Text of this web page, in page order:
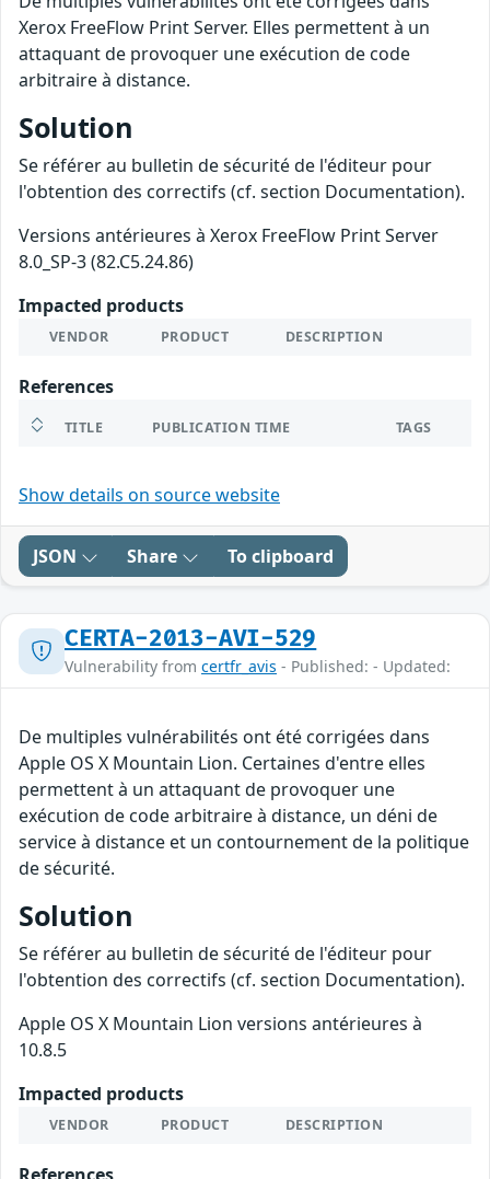
Xerox FreeFlow Print Server. Elles permettent à un
attaquant de provoquer une exécution de code
arbitraire à distance.
Solution
Se référer au bulletin de sécurité de l'éditeur pour
l'obtention des correctifs (cf. section Documentation).
Versions antérieures à Xerox FreeFlow Print Server
8.0_SP-3 (82.C5.24.86)
Impacted products
VENDOR PRODUCT DESCRIPTION
References
TITLE PUBLICATION TIME TAGS
Show details on source website
JSON Share To clipboard
CERTA-2013-AVI-529
Vulnerability from certfr_avis - Published: - Updated:
De multiples vulnérabilités ont été corrigées dans
Apple OS X Mountain Lion. Certaines d'entre elles
permettent à un attaquant de provoquer une
exécution de code arbitraire à distance, un déni de
service à distance et un contournement de la politique
de sécurité.
Solution
Se référer au bulletin de sécurité de l'éditeur pour
l'obtention des correctifs (cf. section Documentation).
Apple OS X Mountain Lion versions antérieures à
10.8.5
Impacted products
VENDOR PRODUCT DESCRIPTION